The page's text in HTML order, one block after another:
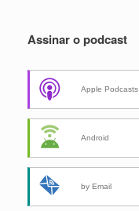
Assinar o podcast
Apple Podcasts
Android
by Email